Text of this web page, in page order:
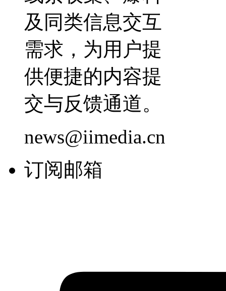
及同类信息交互
需求，为用户提
供便捷的内容提
交与反馈通道。
news@iimedia.cn
订阅邮箱